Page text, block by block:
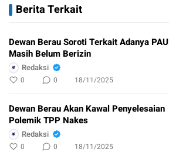
Berita Terkait
Dewan Berau Soroti Terkait Adanya
Masih Belum Berizin
Redaksi
0 0 18/11/2025
Dewan Berau Akan Kawal Penyelesaian
Polemik TPP Nakes
Redaksi
0 0 18/11/2025